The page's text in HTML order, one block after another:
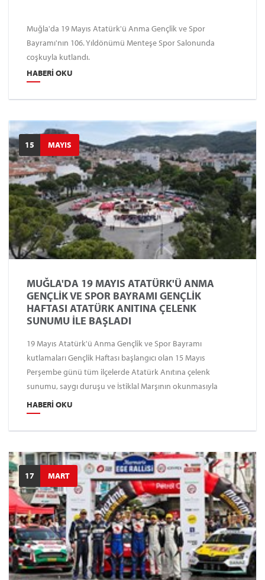
Muğla'da 19 Mayıs Atatürk'ü Anma Gençlik ve Spor
Bayramı'nın 106. Yıldönümü Menteşe Spor Salonunda
coşkuyla kutlandı.
HABERI OKU
15 MAYIS
MUĞLA'DA 19 MAYIS ATATÜRK'Ü ANMA
GENÇLİK VE SPOR BAYRAMI GENÇLİK
HAFTASI ATATÜRK ANITINA ÇELENK
SUNUMU İLE BAŞLADI
19 Mayıs Atatürk'ü Anma Gençlik ve Spor Bayramı
kutlamaları Gençlik Haftası başlangıcı olan 15 Mayıs
Perşembe günü tüm ilçelerde Atatürk Anıtına çelenk
sunumu, saygı duruşu ve İstiklal Marşının okunmasıyla
başladı.
HABERI OKU
17 MART